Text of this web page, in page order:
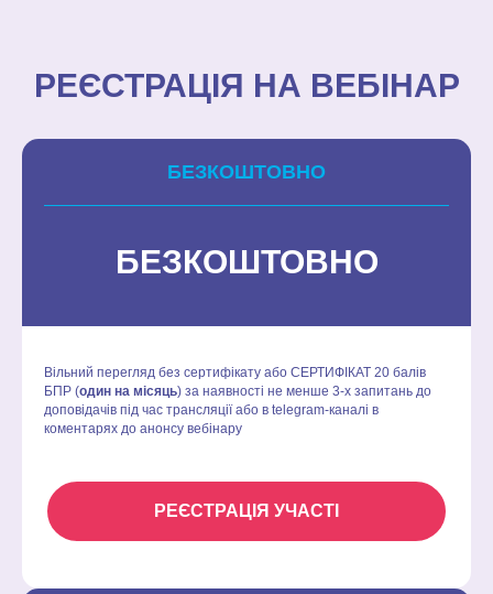
РЕЄСТРАЦІЯ НА ВЕБІНАР
БЕЗКОШТОВНО
БЕЗКОШТОВНО
Вільний перегляд без сертифікату або СЕРТИФІКАТ 20 балів
БПР (один на місяць) за наявності не менше 3-х запитань до
доповідачів під час трансляції або в telegram-каналі в
коментарях до анонсу вебінару
РЕЄСТРАЦІЯ УЧАСТІ